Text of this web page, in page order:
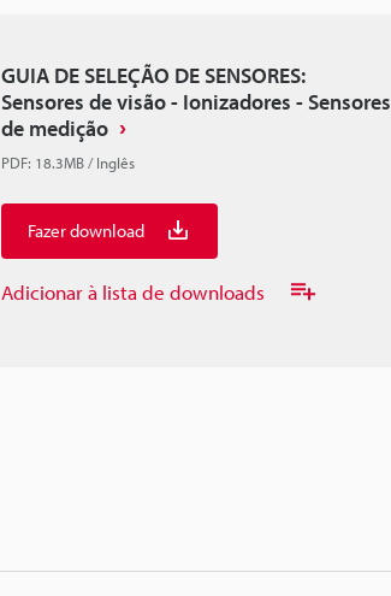
GUIA DE SELEÇÃO DE SENSORES:
Sensores de visão - Ionizadores - Sensores
de medição
PDF: 18.3MB/Inglês
Fazer download
Adicionar à lista de downloads